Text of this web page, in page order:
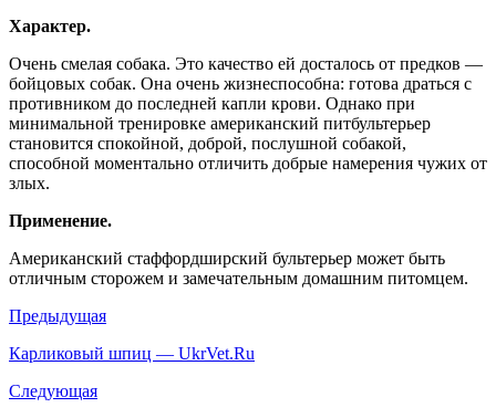
Характер.
Очень смелая собака. Это качество ей досталось от предков —
бойцовых собак. Она очень жизнеспособна: готова драться с
противником до последней капли крови. Однако при
минимальной тренировке американский питбультерьер
становится спокойной, доброй, послушной собакой,
способной моментально отличить добрые намерения чужих от
злых.
Применение.
Американский стаффордширский бультерьер может быть
отличным сторожем и замечательным домашним питомцем.
Предыдущая
Карликовый шпиц — UkrVet.Ru
Следующая